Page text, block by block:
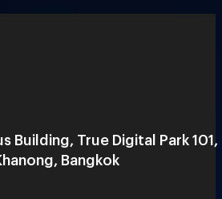
Building, True Digital Park 101,
Bangkok